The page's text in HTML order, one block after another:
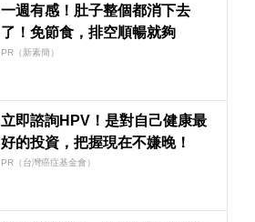
一週有感！肚子整個都消下去
了！免節食，排空順暢就夠
PR（新素簡）
立即諮詢HPV！是對自己健康最
好的投資，把握現在不嫌晚！
PR（台灣癌症基金會）